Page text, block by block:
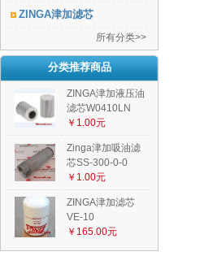
ZINGA津加滤芯
所有分类>>
分类推荐商品
ZINGA津加液压油
滤芯W0410LN
￥1.00元
Zinga津加吸油滤
芯SS-300-0-0
￥1.00元
ZINGA津加滤芯
VE-10
￥165.00元